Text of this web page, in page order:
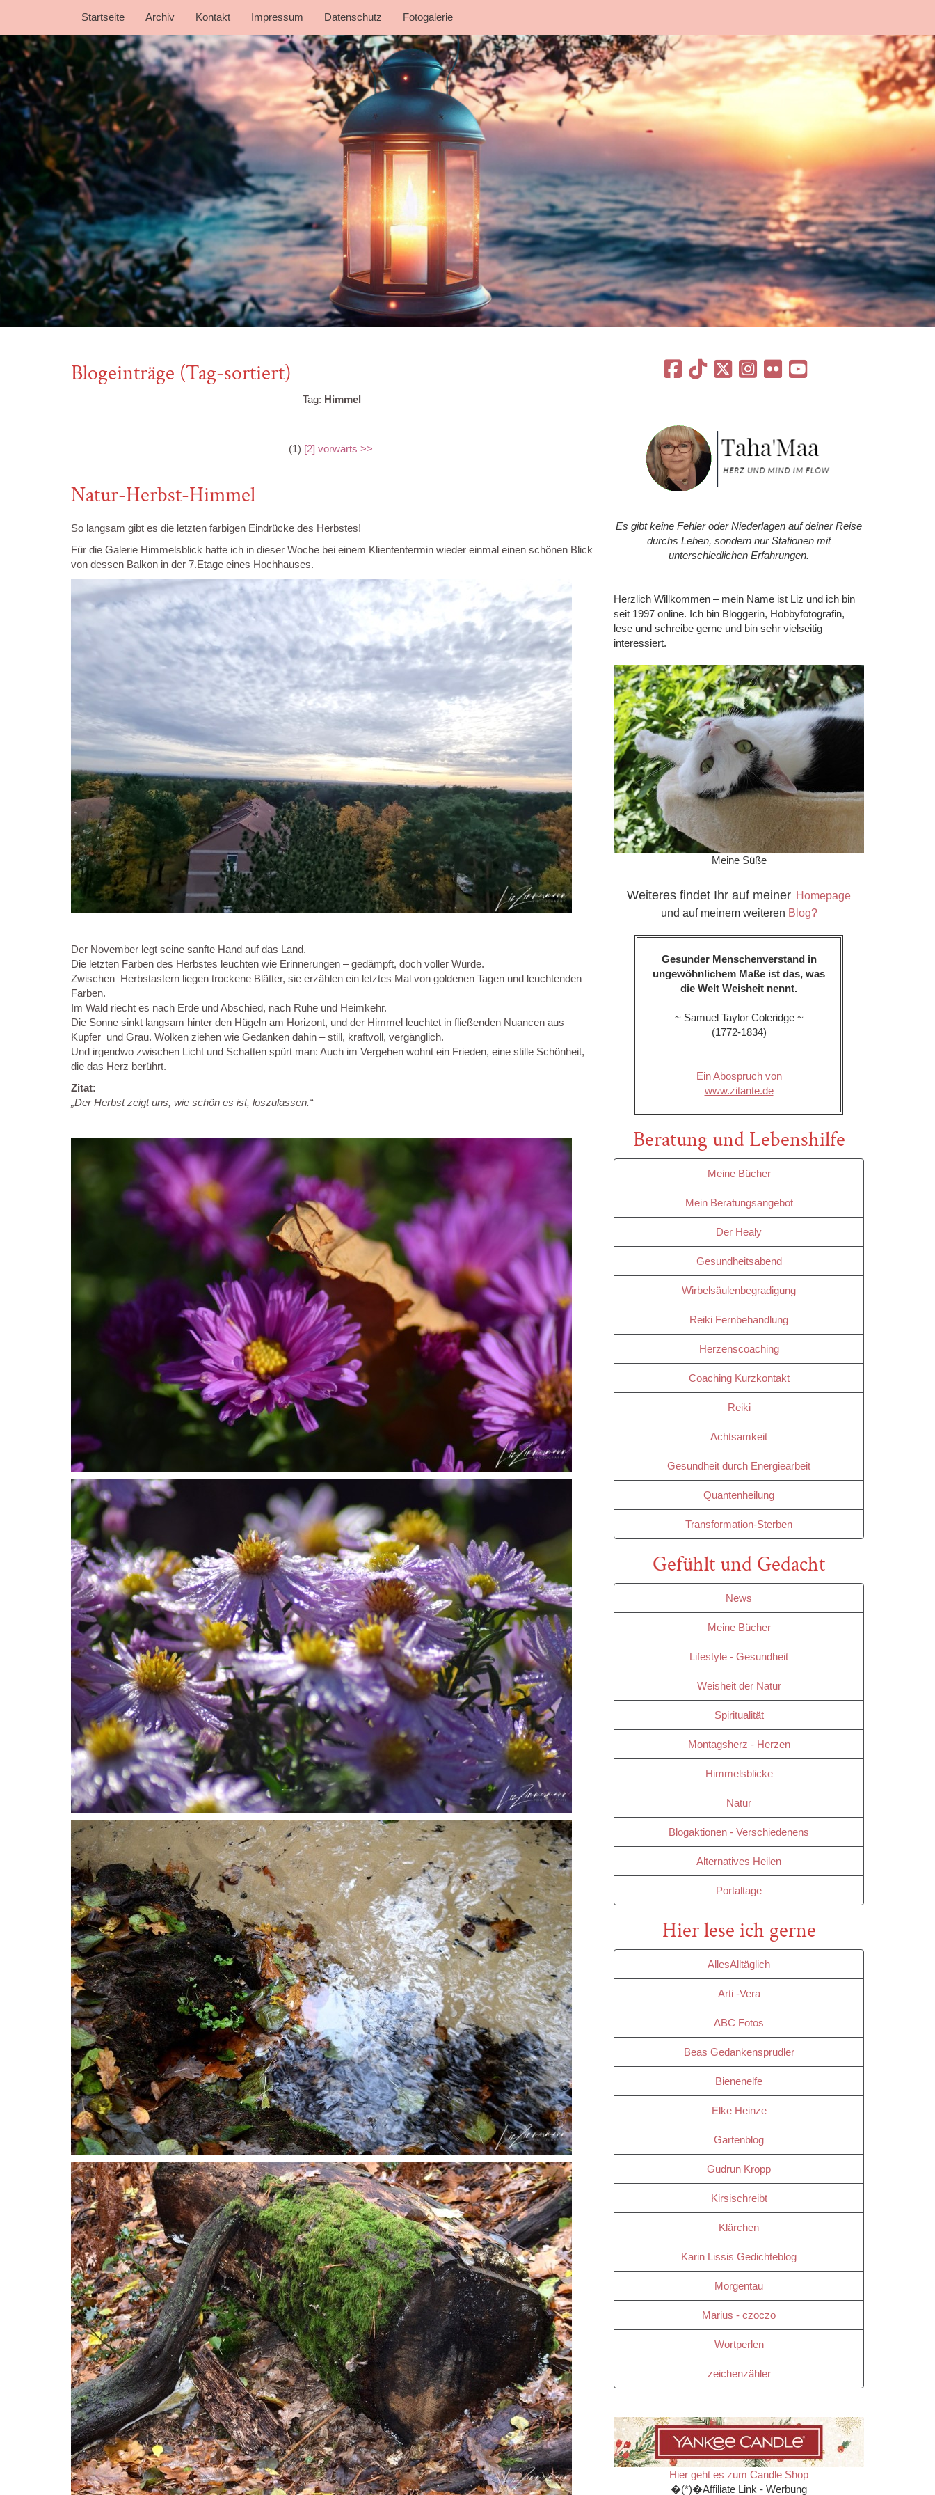
Startseite Archiv Kontakt Impressum Datenschutz Fotogalerie
Blogeinträge (Tag-sortiert)
Tag: Himmel
(1) [2] vorwärts >>
Natur-Herbst-Himmel
So langsam gibt es die letzten farbigen Eindrücke des Herbstes!
Für die Galerie Himmelsblick hatte ich in dieser Woche bei einem Kliententermin wieder einmal einen schönen Blick
von dessen Balkon in der 7.Etage eines Hochhauses.
Der November legt seine sanfte Hand auf das Land.
Die letzten Farben des Herbstes leuchten wie Erinnerungen – gedämpft, doch voller Würde.
Zwischen Herbstastern liegen trockene Blätter, sie erzählen ein letztes Mal von goldenen Tagen und leuchtenden
Farben.
Im Wald riecht es nach Erde und Abschied, nach Ruhe und Heimkehr.
Die Sonne sinkt langsam hinter den Hügeln am Horizont, und der Himmel leuchtet in fließenden Nuancen aus
Kupfer und Grau. Wolken ziehen wie Gedanken dahin – still, kraftvoll, vergänglich.
Und irgendwo zwischen Licht und Schatten spürt man: Auch im Vergehen wohnt ein Frieden, eine stille Schönheit,
die das Herz berührt.
Zitat:
„Der Herbst zeigt uns, wie schön es ist, loszulassen.“
Es gibt keine Fehler oder Niederlagen auf deiner Reise
durchs Leben, sondern nur Stationen mit
unterschiedlichen Erfahrungen.
Herzlich Willkommen – mein Name ist Liz und ich bin
seit 1997 online. Ich bin Bloggerin, Hobbyfotografin,
lese und schreibe gerne und bin sehr vielseitig
interessiert.
Meine Süße
Weiteres findet Ihr auf meiner Homepage
und auf meinem weiteren Blog?
Gesunder Menschenverstand in
ungewöhnlichem Maße ist das, was
die Welt Weisheit nennt.
~ Samuel Taylor Coleridge ~
(1772-1834)
Ein Abospruch von
www.zitante.de
Beratung und Lebenshilfe
Meine Bücher
Mein Beratungsangebot
Der Healy
Gesundheitsabend
Wirbelsäulenbegradigung
Reiki Fernbehandlung
Herzenscoaching
Coaching Kurzkontakt
Reiki
Achtsamkeit
Gesundheit durch Energiearbeit
Quantenheilung
Transformation-Sterben
Gefühlt und Gedacht
News
Meine Bücher
Lifestyle - Gesundheit
Weisheit der Natur
Spiritualität
Montagsherz - Herzen
Himmelsblicke
Natur
Blogaktionen - Verschiedenens
Alternatives Heilen
Portaltage
Hier lese ich gerne
AllesAlltäglich
Arti -Vera
ABC Fotos
Beas Gedankensprudler
Bienenelfe
Elke Heinze
Gartenblog
Gudrun Kropp
Kirsischreibt
Klärchen
Karin Lissis Gedichteblog
Morgentau
Marius - czoczo
Wortperlen
zeichenzähler
Hier geht es zum Candle Shop
�(*)�Affiliate Link - Werbung